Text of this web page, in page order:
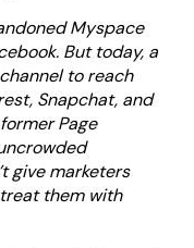
Myspace
But today, a
to reach
Snapchat, and
Page
give marketers
them with